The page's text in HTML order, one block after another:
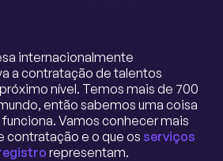
internacionalmente
a contratação de talentos
nível. Temos mais de 700
então sabemos uma coisa
Vamos conhecer mais
contratação e o que os serviços
representam.